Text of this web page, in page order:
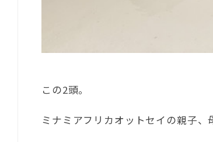
この2頭。
ミナミアフリカオットセイの親子、